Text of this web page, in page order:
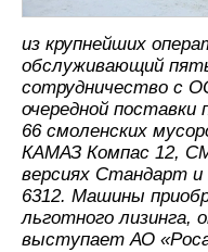
из крупнейших
обслуживающий
сотрудничество с
очередной поставки
66 смоленских
КАМАЗ Компас 12,
версиях Стандарт
6312. Машины
льготного лизинга,
выступает АО